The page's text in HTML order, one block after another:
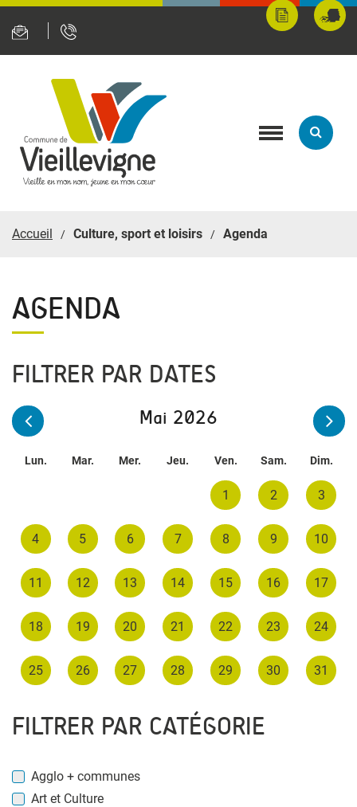
Mes
démarches
Toggle
Accueil Culture, sport et loisirs Agenda
AGENDA
FILTRER PAR DATES
Mai 2026
Lun. Mar. Mer. Jeu. Ven. Sam. Dim.
1 2 3
4 5 6 7 8 9 10
11 12 13 14 15 16 17
18 19 20 21 22 23 24
25 26 27 28 29 30 31
FILTRER PAR CATÉGORIE
Agglo + communes
Art et Culture
Panneau de gestion des cookies